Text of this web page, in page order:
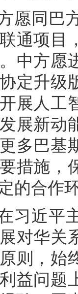
愿同巴
通项目
中方愿
定升级
展人工
展新动
多巴基
措施，
的合作
习近平
对华关
则，始
益问题